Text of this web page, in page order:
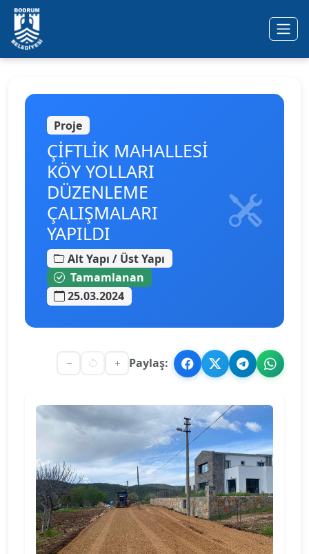
Ana içeriğe geç
Proje
ÇİFTLİK MAHALLESİ
KÖY YOLLARI
DÜZENLEME
ÇALIŞMALARI
YAPILDI
Alt Yapı / Üst Yapı
Tamamlanan
25.03.2024
Paylaş: